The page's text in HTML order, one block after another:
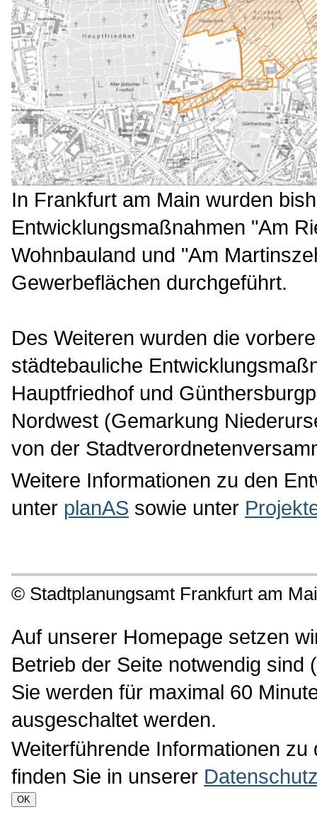
In Frankfurt am Main wurden
Entwicklungsmaßnahmen "Am
Wohnbauland und "Am
Gewerbeflächen durchgeführt.
Des Weiteren wurden die
städtebauliche
Hauptfriedhof und
Nordwest (Gemarkung
von der
Weitere Informationen zu den
unter planAS sowie unter
© Stadtplanungsamt Frankfurt am
Auf unserer Homepage setzen
Betrieb der Seite notwendig
Sie werden für maximal 60
ausgeschaltet werden.
Weiterführende Informationen
finden Sie in unserer
OK